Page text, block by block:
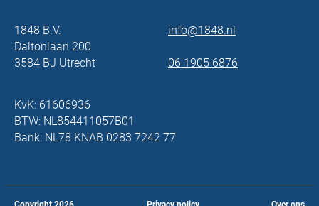
1848 B.V.
Daltonlaan 200
3584 BJ Utrecht
info@1848.nl
06 1905 6876
KvK: 61606936
BTW: NL854411057B01
Bank: NL78 KNAB 0283 7242 77